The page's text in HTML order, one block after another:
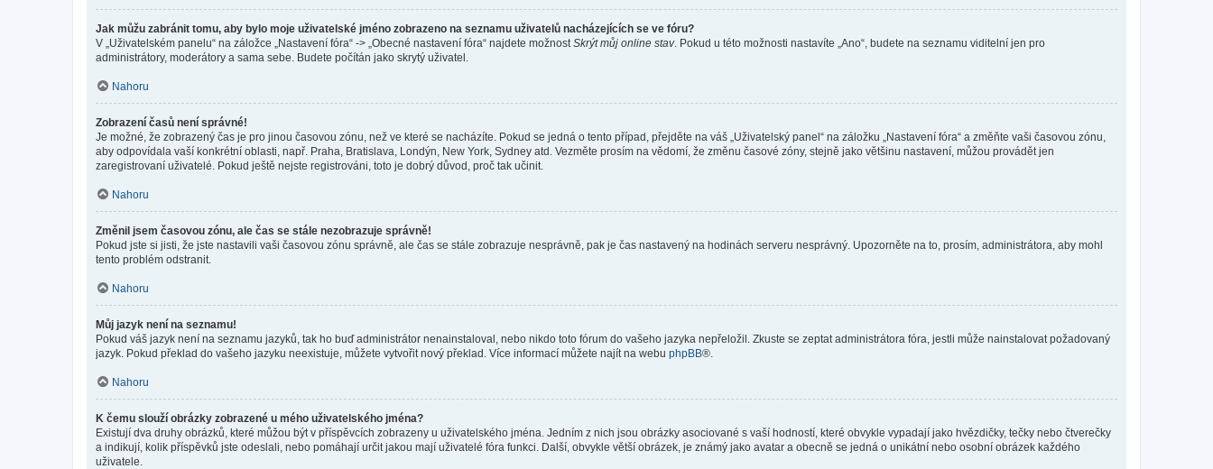
Jak můžu zabránit tomu, aby bylo moje uživatelské jméno zobrazeno na seznamu uživatelů nacházejících se ve fóru?
V „Uživatelském panelu“ na záložce „Nastavení fóra“ -> „Obecné nastavení fóra“ najdete možnost Skrýt můj online stav. Pokud u této možnosti nastavíte „Ano“, budete na seznamu viditelní jen pro
administrátory, moderátory a sama sebe. Budete počítán jako skrytý uživatel.
Nahoru
Zobrazení časů není správné!
Je možné, že zobrazený čas je pro jinou časovou zónu, než ve které se nacházíte. Pokud se jedná o tento případ, přejděte na váš „Uživatelský panel“ na záložku „Nastavení fóra“ a změňte vaši časovou zónu,
aby odpovídala vaší konkrétní oblasti, např. Praha, Bratislava, Londýn, New York, Sydney atd. Vezměte prosím na vědomí, že změnu časové zóny, stejně jako většinu nastavení, můžou provádět jen
zaregistrovaní uživatelé. Pokud ještě nejste registrováni, toto je dobrý důvod, proč tak učinit.
Nahoru
Změnil jsem časovou zónu, ale čas se stále nezobrazuje správně!
Pokud jste si jisti, že jste nastavili vaši časovou zónu správně, ale čas se stále zobrazuje nesprávně, pak je čas nastavený na hodinách serveru nesprávný. Upozorněte na to, prosím, administrátora, aby mohl
tento problém odstranit.
Nahoru
Můj jazyk není na seznamu!
Pokud váš jazyk není na seznamu jazyků, tak ho buď administrátor nenainstaloval, nebo nikdo toto fórum do vašeho jazyka nepřeložil. Zkuste se zeptat administrátora fóra, jestli může nainstalovat požadovaný
jazyk. Pokud překlad do vašeho jazyku neexistuje, můžete vytvořit nový překlad. Více informací můžete najít na webu phpBB®.
Nahoru
K čemu slouží obrázky zobrazené u mého uživatelského jména?
Existují dva druhy obrázků, které můžou být v příspěvcích zobrazeny u uživatelského jména. Jedním z nich jsou obrázky asociované s vaší hodností, které obvykle vypadají jako hvězdičky, tečky nebo čtverečky
a indikují, kolik příspěvků jste odeslali, nebo pomáhají určit jakou mají uživatelé fóra funkci. Další, obvykle větší obrázek, je známý jako avatar a obecně se jedná o unikátní nebo osobní obrázek každého
uživatele.